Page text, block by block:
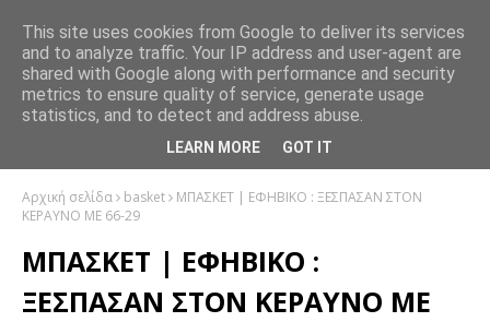
Αρχική σελίδα basket
ΜΠΑΣΚΕΤ | ΕΦΗΒΙΚΟ : ΞΕΣΠΑΣΑΝ ΣΤΟΝ
ΚΕΡΑΥΝΟ ΜΕ 66-29
ΜΠΑΣΚΕΤ | ΕΦΗΒΙΚΟ :
ΞΕΣΠΑΣΑΝ ΣΤΟΝ ΚΕΡΑΥΝΟ ΜΕ
This site uses cookies from Google to deliver its services
and to analyze traffic. Your IP address and user-agent are
shared with Google along with performance and security
metrics to ensure quality of service, generate usage
statistics, and to detect and address abuse.
LEARN MORE GOT IT